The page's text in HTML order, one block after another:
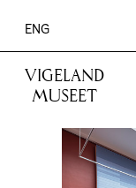
VIGELAND
MUSEET
ENG